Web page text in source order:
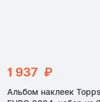
1 937 ₽
Альбом наклеек Topps